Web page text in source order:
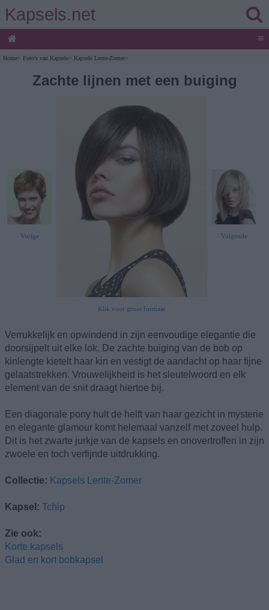
Kapsels.net
≡
Home> Foto's van Kapsels> Kapsels Lente-Zomer>
Zachte lijnen met een buiging
Vorige
Klik voor groot formaat
Volgende
Verrukkelijk en opwindend in zijn eenvoudige elegantie die
doorsijpelt uit elke lok. De zachte buiging van de bob op
kinlengte kietelt haar kin en vestigt de aandacht op haar fijne
gelaatstrekken. Vrouwelijkheid is het sleutelwoord en elk
element van de snit draagt hiertoe bij.
Een diagonale pony hult de helft van haar gezicht in mysterie
en elegante glamour komt helemaal vanzelf met zoveel hulp.
Dit is het zwarte jurkje van de kapsels en onovertroffen in zijn
zwoele en toch verfijnde uitdrukking.
Collectie: Kapsels Lente-Zomer
Kapsel: Tchip
Zie ook:
Korte kapsels
Glad en kort bobkapsel